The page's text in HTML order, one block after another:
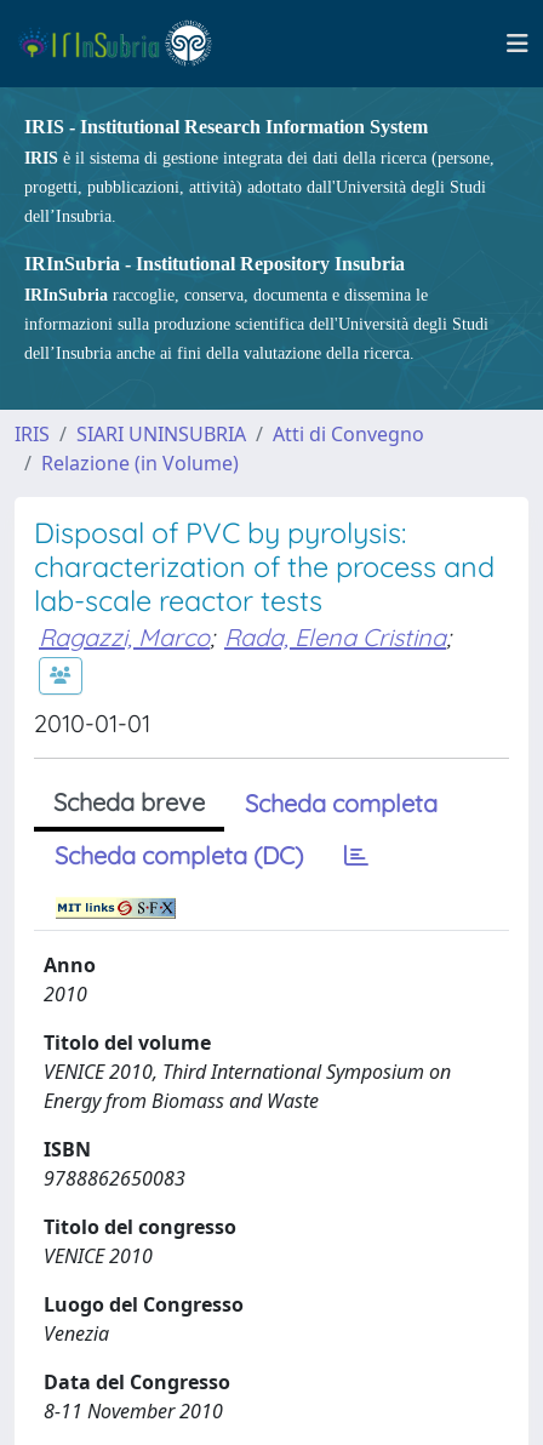
IRIS - Institutional Research Information System
IRIS è il sistema di gestione integrata dei dati della ricerca (persone,
progetti, pubblicazioni, attività) adottato dall'Università degli Studi
dell’Insubria.
IRInSubria - Institutional Repository Insubria
IRInSubria raccoglie, conserva, documenta e dissemina le
informazioni sulla produzione scientifica dell'Università degli Studi
dell’Insubria anche ai fini della valutazione della ricerca.
IRIS SIARI UNINSUBRIA
Atti di Convegno
Relazione (in Volume)
Disposal of PVC by pyrolysis:
characterization of the process and
lab-scale reactor tests
Ragazzi, Marco; Rada, Elena Cristina;
2010-01-01
Scheda breve
Scheda completa
Scheda completa (DC)
Anno
2010
Titolo del volume
VENICE 2010, Third International Symposium on
Energy from Biomass and Waste
ISBN
9788862650083
Titolo del congresso
VENICE 2010
Luogo del Congresso
Venezia
Data del Congresso
8-11 November 2010